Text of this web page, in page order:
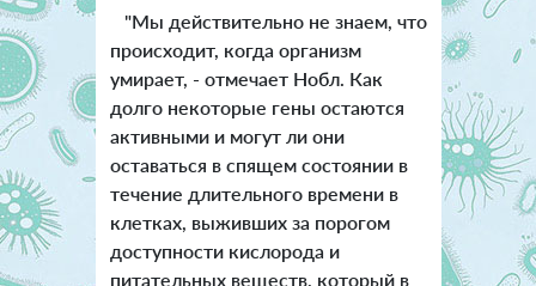
"Мы действительно не знаем, что
происходит, когда организм
умирает, - отмечает Нобл. Как
долго некоторые гены остаются
активными и могут ли они
оставаться в спящем состоянии в
течение длительного времени в
клетках, выживших за порогом
доступности кислорода и
питательных веществ, который в